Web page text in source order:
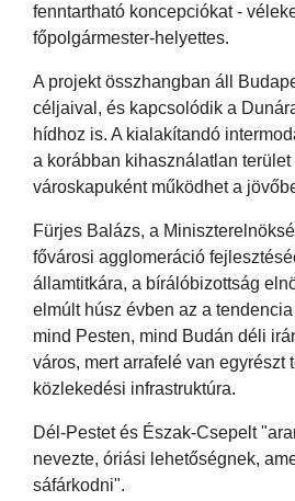
fenntartható koncepciókat -
főpolgármester-helyettes.
A projekt összhangban áll
céljaival, és kapcsolódik a
hídhoz is. A kialakítandó
a korábban kihasználatlan terület
városkapuként működhet a
Fürjes Balázs, a
fővárosi agglomeráció
államtitkára, a bírálóbizottság
elmúlt húsz évben az a
mind Pesten, mind Budán déli
város, mert arrafelé van egyrészt
közlekedési infrastruktúra.
Dél-Pestet és Észak-Csepelt
nevezte, óriási lehetőségnek,
sáfárkodni".